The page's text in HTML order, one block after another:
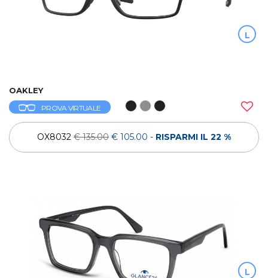
L
OAKLEY
PROVA VIRTUALE
OX8032 € 135.00 € 105.00 - RISPARMI IL 22 %
L